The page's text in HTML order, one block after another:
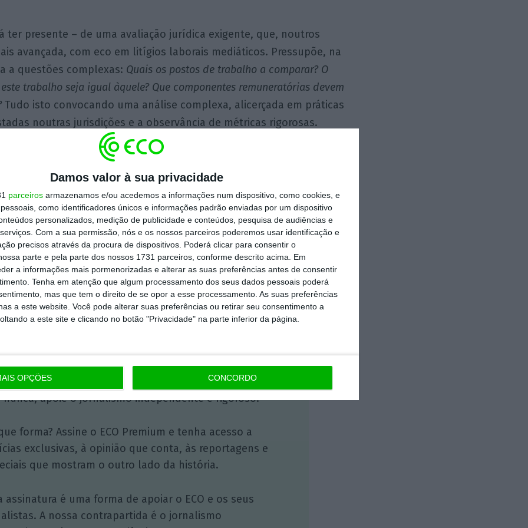
Damos valor à sua privacidade
parceiros armazenamos e/ou acedemos a informações num dispositivo, como cookies, e
como identificadores únicos e informações padrão enviadas por um dispositivo
personalizados, medição de publicidade e conteúdos, pesquisa de audiências e
Com a sua permissão, nós e os nossos parceiros poderemos usar identificação e
precisos através da procura de dispositivos. Poderá clicar para consentir o
parte e pela parte dos nossos 1731 parceiros, conforme descrito acima. Em
a informações mais pormenorizadas e alterar as suas preferências antes de consentir
Tenha em atenção que algum processamento dos seus dados pessoais poderá
mas que tem o direito de se opor a esse processamento. As suas preferências
a este website. Você pode alterar suas preferências ou retirar seu consentimento a
a este site e clicando no botão "Privacidade" na parte inferior da página.
OPÇÕES CONCORDO
ter presente – de uma avaliação jurídica exigente, que, noutros
avançada, com eco em litígios laborais mediáticos. Pressupõe, na
a questões complexas: Quais os postos de trabalho a comparar? O
trabalho seja igual àquele? Que componentes remuneratórias devem
Tudo isto convocando uma análise complexa, alicerçada em práticas
noutras jurisdições e a observância de métricas rigorosas.
de que 2021 não traduza recuo quanto a esta meta.
Rita Canas da Silva
Sócia responsável pelo
departamento Laboral da
Sérvulo & Associados
https://eco.sapo.pt/opiniao/2021-e-pay-gap/ Copiar
momento em que a informação é mais importante do
nunca, apoie o jornalismo independente e rigoroso.
forma? Assine o ECO Premium e tenha acesso a
exclusivas, à opinião que conta, às reportagens e
que mostram o outro lado da história.
assinatura é uma forma de apoiar o ECO e os seus
A nossa contrapartida é o jornalismo